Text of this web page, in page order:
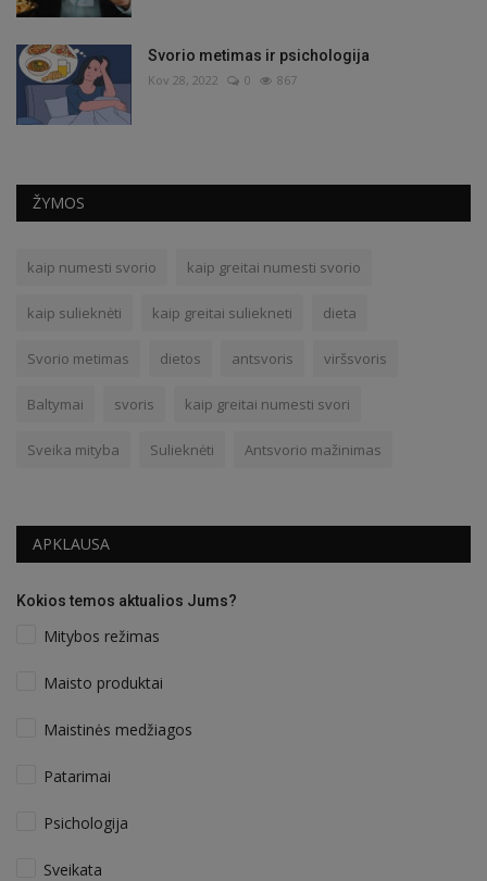
Svorio metimas ir psichologija
Kov 28, 2022 0 867
ŽYMOS
kaip numesti svorio kaip greitai numesti svorio
kaip sulieknėti kaip greitai suliekneti dieta
Svorio metimas dietos antsvoris viršsvoris
Baltymai svoris kaip greitai numesti svori
Sveika mityba Sulieknėti Antsvorio mažinimas
APKLAUSA
Kokios temos aktualios Jums?
Mitybos režimas
Maisto produktai
Maistinės medžiagos
Patarimai
Psichologija
Sveikata